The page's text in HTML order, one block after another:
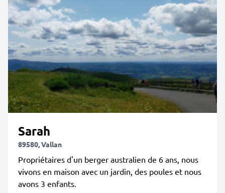
Sarah
89580, Vallan
Propriétaires d'un berger australien de 6 ans, nous
vivons en maison avec un jardin, des poules et nous
avons 3 enfants.